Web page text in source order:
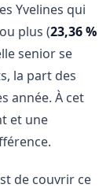
Yvelines qui
plus (23,36 %
senior se
la part des
année. À cet
et une
de couvrir ce